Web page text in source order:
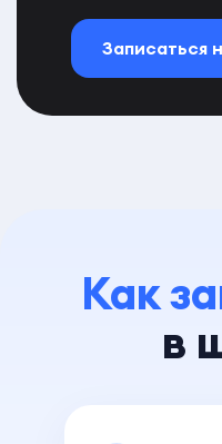
Записаться
Как
в